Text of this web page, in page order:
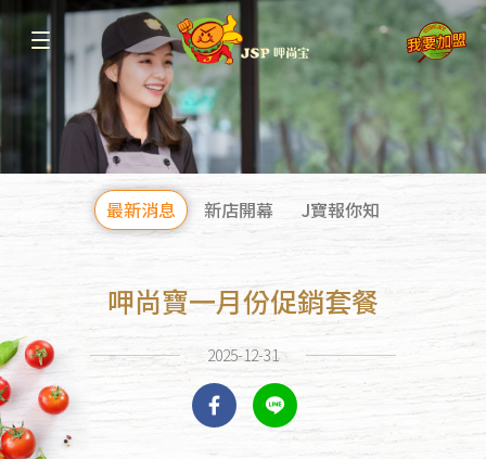
最新消息 新店開幕 J寶報你知
呷尚寶一月份促銷套餐
2025-12-31